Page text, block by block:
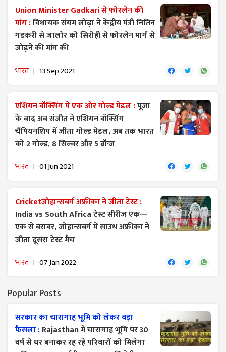
Union Minister Gadkari से फोरलेन की
मांग :विधायक संयम लोढ़ा ने केंद्रीय मंत्री नितिन
गडकरी से जालोर को सिरोही से फोरलेन मार्ग से
जोड़ने की मांग की
भारत 13 Sep 2021
एशियन बॉक्सिंग में एक ओर गोल्ड मेडल :पूजा
के बाद अब संजीत ने एशियन बॉक्सिंग
चैंपियनशिप में जीता गोल्ड मेडल, अब तक भारत
को 2 गोल्ड, 8 सिल्वर और 5 ब्रॉन्ज
भारत 01 Jun 2021
Cricketजोहान्सबर्ग अफ्रीका ने जीता टेस्ट :
India vs South Africa टेस्ट सीरीज एक—
एक से बराबर, जोहान्सबर्ग में साउथ अफ्रीका ने
जीता दूसरा टेस्ट मैच
भारत 07 Jan 2022
Popular Posts
सरकार का चारागाह भूमि को लेकर बड़ा
फैसला :Rajasthan में चारागाह भूमि पर 30
वर्ष से घर बनाकर रह रहे परिवारों को मिलेगा